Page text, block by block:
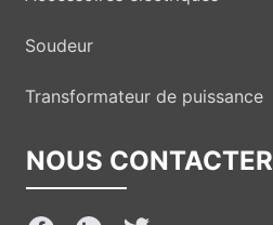
Soudeur
Transformateur de puissance
NOUS CONTACTER